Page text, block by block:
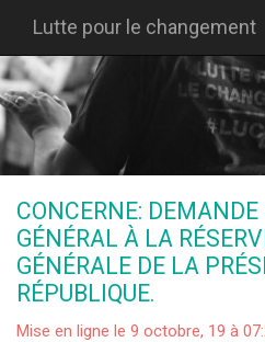
Lutte pour le changement
CONCERNE: DEMANDE
GÉNÉRAL À LA
GÉNÉRALE DE LA
RÉPUBLIQUE.
Mise en ligne le 9 octobre, 19 à